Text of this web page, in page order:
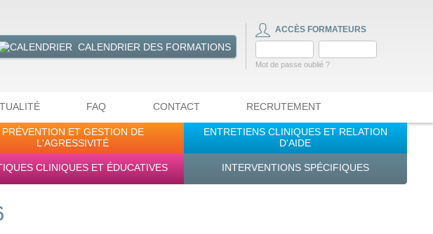
CALENDRIER DES FORMATIONS
ACCÈS FORMATEURS
Mot de passe oublié ?
FAQ CONTACT RECRUTEMENT
PRÉVENTION ET GESTION DE
L'AGRESSIVITÉ
ENTRETIENS CLINIQUES ET RELATION
D'AIDE
CLINIQUES ET ÉDUCATIVES INTERVENTIONS SPÉCIFIQUES